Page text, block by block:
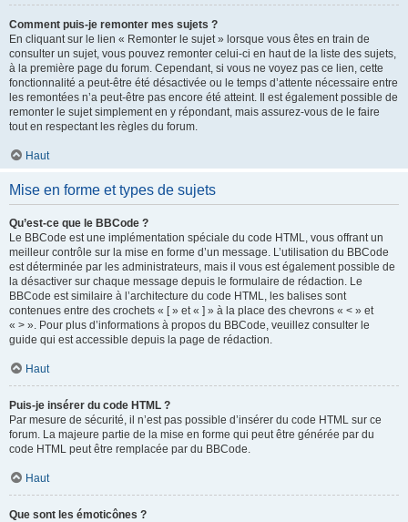
Comment puis-je remonter mes sujets ?
En cliquant sur le lien « Remonter le sujet » lorsque vous êtes en train de
consulter un sujet, vous pouvez remonter celui-ci en haut de la liste des sujets,
à la première page du forum. Cependant, si vous ne voyez pas ce lien, cette
fonctionnalité a peut-être été désactivée ou le temps d’attente nécessaire entre
les remontées n’a peut-être pas encore été atteint. Il est également possible de
remonter le sujet simplement en y répondant, mais assurez-vous de le faire
tout en respectant les règles du forum.
Haut
Mise en forme et types de sujets
Qu’est-ce que le BBCode ?
Le BBCode est une implémentation spéciale du code HTML, vous offrant un
meilleur contrôle sur la mise en forme d’un message. L’utilisation du BBCode
est déterminée par les administrateurs, mais il vous est également possible de
la désactiver sur chaque message depuis le formulaire de rédaction. Le
BBCode est similaire à l’architecture du code HTML, les balises sont
contenues entre des crochets « [ » et « ] » à la place des chevrons « < » et
« > ». Pour plus d’informations à propos du BBCode, veuillez consulter le
guide qui est accessible depuis la page de rédaction.
Haut
Puis-je insérer du code HTML ?
Par mesure de sécurité, il n’est pas possible d’insérer du code HTML sur ce
forum. La majeure partie de la mise en forme qui peut être générée par du
code HTML peut être remplacée par du BBCode.
Haut
Que sont les émoticônes ?